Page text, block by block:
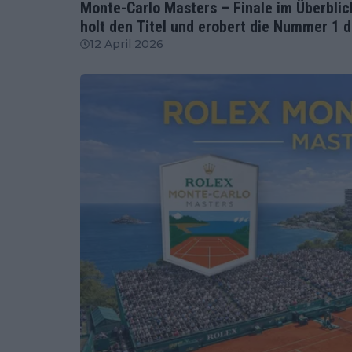
Monte-Carlo Masters – Finale im
holt den Titel und erobert die Nummer 1
12 April 2026